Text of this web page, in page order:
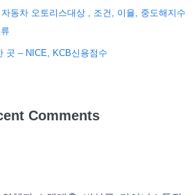
동차 오토리스대상 , 조건, 이율, 중도해지수
곳 – NICE, KCB신용점수
Comments